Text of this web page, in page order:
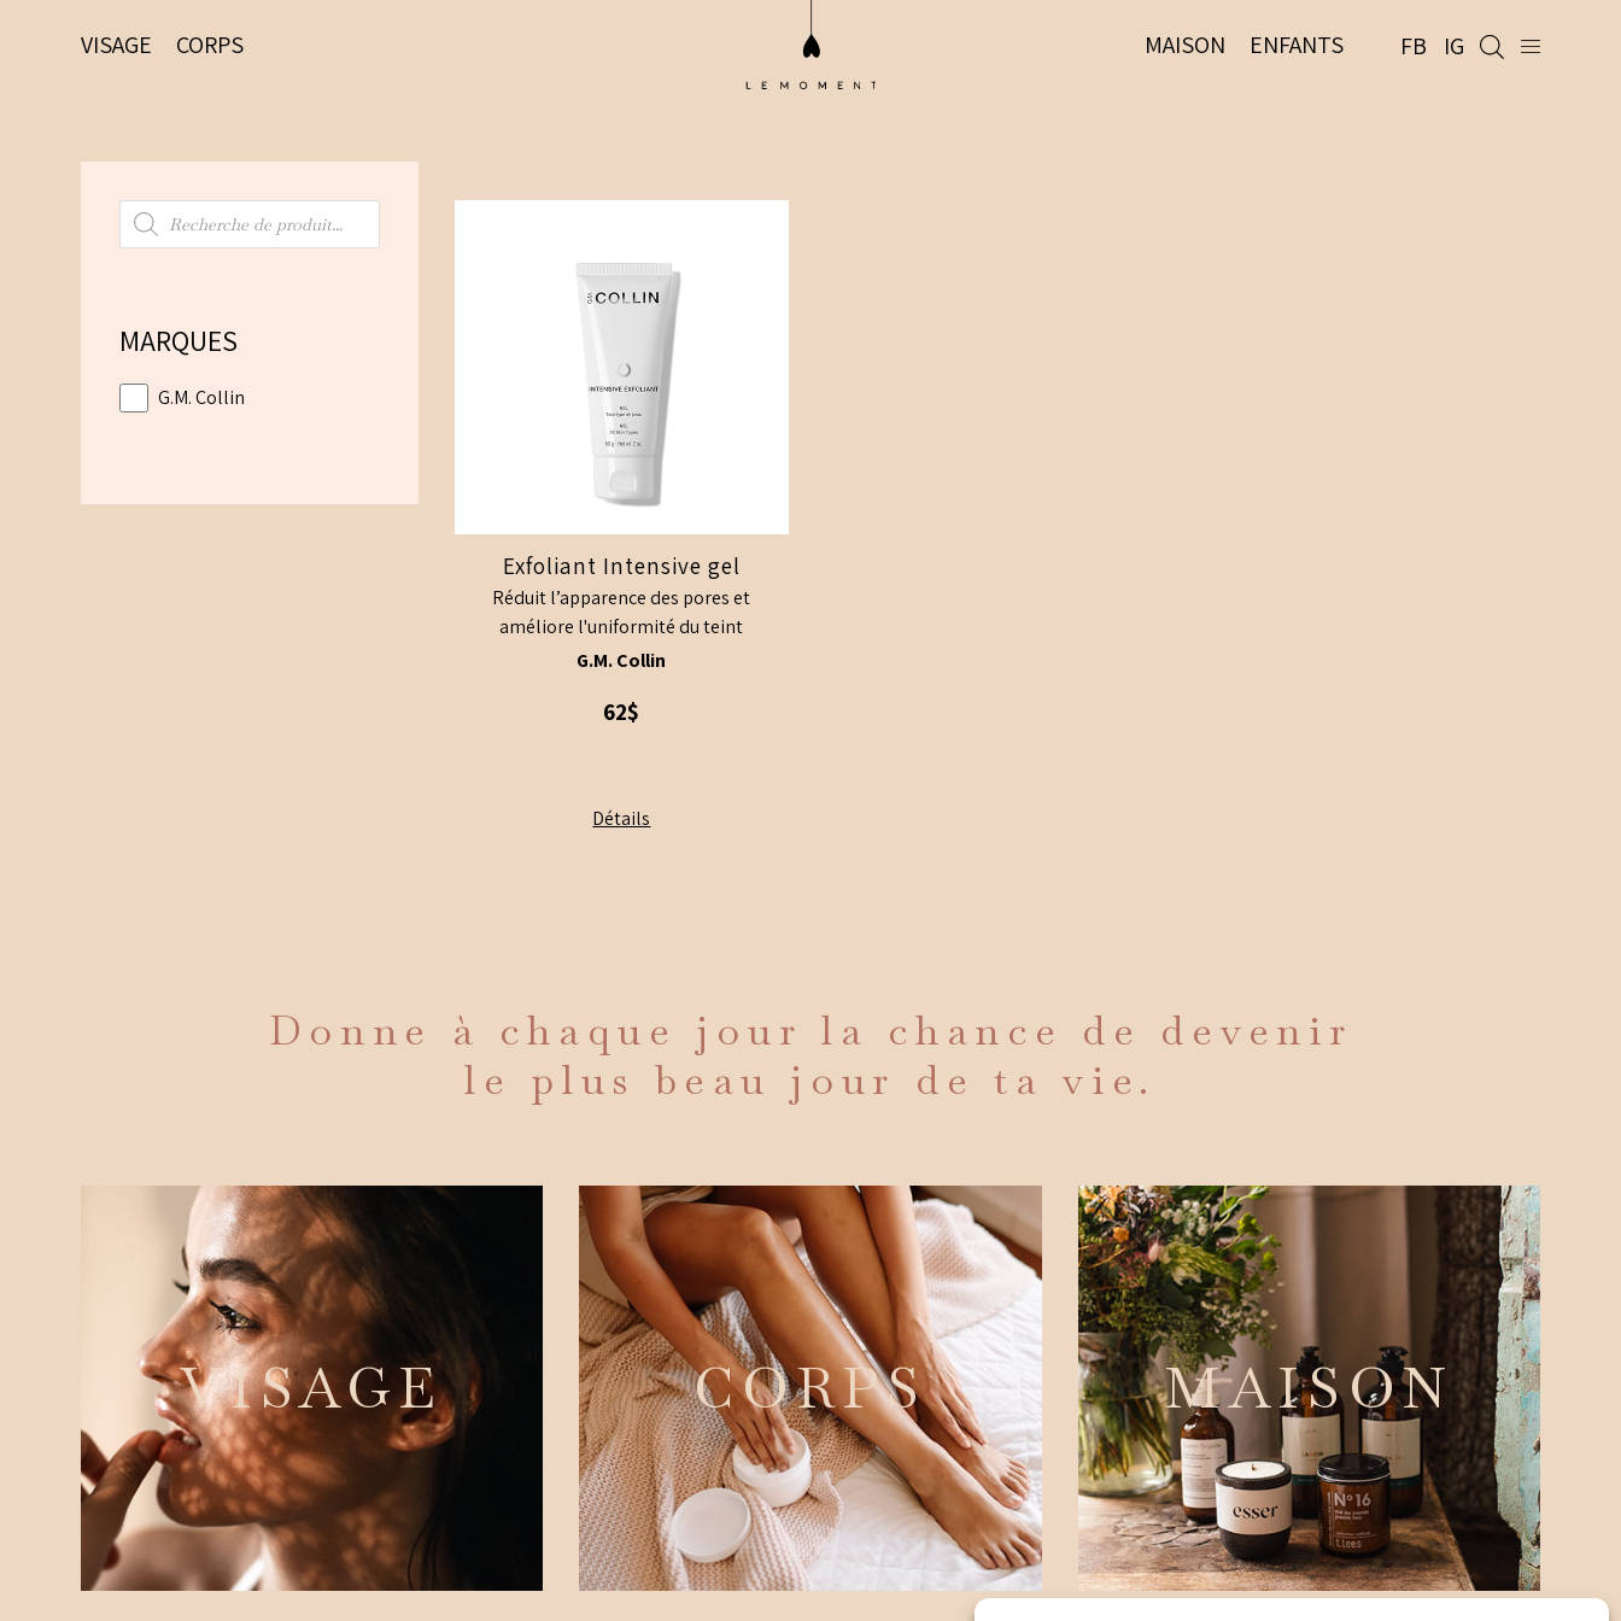
VISAGE CORPS MAISON ENFANTS FB IG
Recherche
de
produits
MARQUES
G.M. Collin
Exfoliant Intensive gel
Réduit l’apparence des pores et
améliore l'uniformité du teint
G.M. Collin
62$
Détails
Donne à chaque jour la chance de devenir
le plus beau jour de ta vie.
VISAGE CORPS MAISON